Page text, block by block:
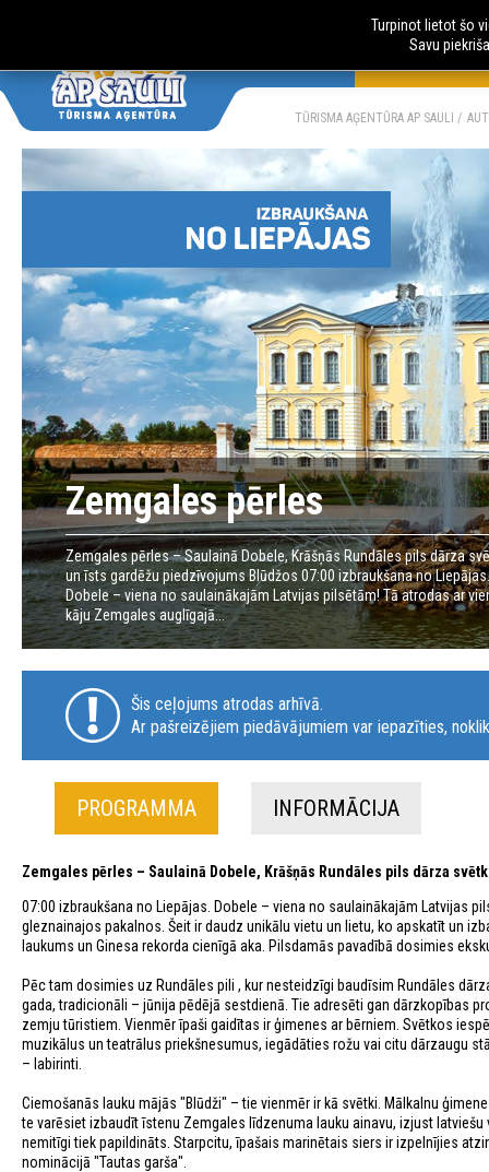
AUTOBUSU
TŪRISMA AĢENTŪRA AP SAULI
Zemgales pērles
Zemgales pērles – Saulainā Dobele, Krāšņās Rundāles pils dārza
un īsts gardēžu piedzīvojums Blūdžos 07:00 izbraukšana no Liepājas.
Dobele – viena no saulainākajām Latvijas pilsētām! Tā atrodas ar
kāju Zemgales auglīgajā...
Šis ceļojums atrodas arhīvā.
Ar pašreizējiem piedāvājumiem var iepazīties,
PROGRAMMA INFORMĀCIJA
Zemgales pērles – Saulainā Dobele, Krāšņās Rundāles pils dārza
07:00 izbraukšana no Liepājas. Dobele – viena no saulainākajām Latvijas
gleznainajos pakalnos. Šeit ir daudz unikālu vietu un lietu, ko apskatīt un
laukums un Ginesa rekorda cienīgā aka. Pilsdamās pavadībā dosimies
Pēc tam dosimies uz Rundāles pili , kur nesteidzīgi baudīsim Rundāles
gada, tradicionāli – jūnija pēdējā sestdienā. Tie adresēti gan dārzkopības
zemju tūristiem. Vienmēr īpaši gaidītas ir ģimenes ar bērniem. Svētkos
muzikālus un teatrālus priekšnesumus, iegādāties rožu vai citu dārzaugu
– labirinti.
Ciemošanās lauku mājās "Blūdži" – tie vienmēr ir kā svētki. Mālkalnu
te varēsiet izbaudīt īstenu Zemgales līdzenuma lauku ainavu, izjust
nemitīgi tiek papildināts. Starpcitu, īpašais marinētais siers ir izpelnījies
nominācijā "Tautas garša".
Turpinot lietot šo
Savu